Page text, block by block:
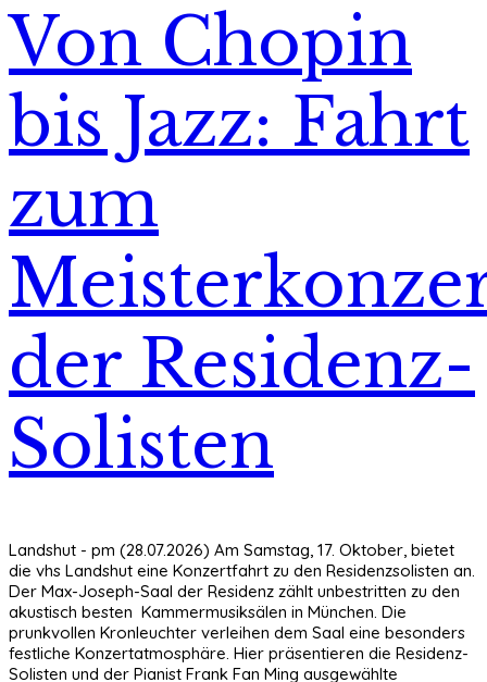
Von Chopin
bis Jazz: Fahrt
zum
der Residenz-
Solisten
Landshut - pm (28.07.2026) Am Samstag, 17. Oktober, bietet
die vhs Landshut eine Konzertfahrt zu den Residenzsolisten an.
Der Max-Joseph-Saal der Residenz zählt unbestritten zu den
akustisch besten Kammermusiksälen in München. Die
prunkvollen Kronleuchter verleihen dem Saal eine besonders
festliche Konzertatmosphäre. Hier präsentieren die Residenz-
Solisten und der Pianist Frank Fan Ming ausgewählte